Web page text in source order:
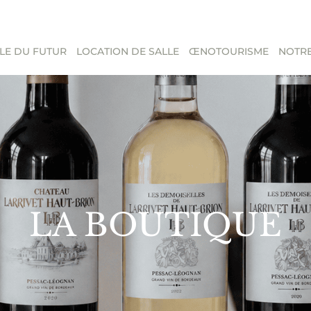
DU FUTUR LOCATION DE SALLE ŒNOTOURISME
LA BOUTIQUE